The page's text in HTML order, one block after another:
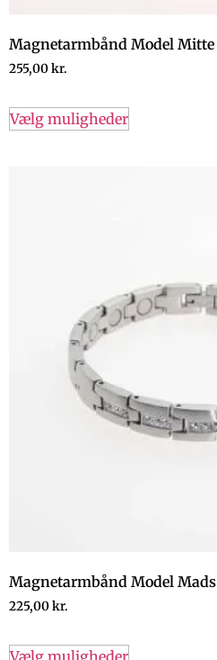
Magnetarmbånd Model Mitte
255,00kr.
Vælg muligheder
Magnetarmbånd Model Mads
225,00kr.
Vælg muligheder